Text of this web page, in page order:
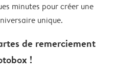
minutes pour créer une
unique.
de remerciement
!